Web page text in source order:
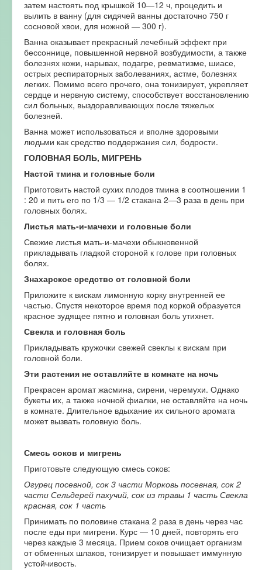
затем настоять под крышкой 10—12 ч, процедить и
вылить в ванну (для сидячей ванны достаточно 750 г
сосновой хвои, для ножной — 300 г).
Ванна оказывает прекрасный лечебный эффект при
бессоннице, повышенной нервной возбудимости, а также
болезнях кожи, нарывах, подагре, ревматизме, шиасе,
острых респираторных заболеваниях, астме, болезнях
легких. Помимо всего прочего, она тонизирует, укрепляет
сердце и нервную систему, способствует восстановлению
сил больных, выздоравливающих после тяжелых
болезней.
Ванна может использоваться и вполне здоровыми
людьми как средство поддержания сил, бодрости.
ГОЛОВНАЯ БОЛЬ, МИГРЕНЬ
Настой тмина и головные боли
Приготовить настой сухих плодов тмина в соотношении 1
: 20 и пить его по 1/3 — 1/2 стакана 2—3 раза в день при
головных болях.
Листья мать-и-мачехи и головные боли
Свежие листья мать-и-мачехи обыкновенной
прикладывать гладкой стороной к голове при головных
болях.
Знахарское средство от головной боли
Приложите к вискам лимонную корку внутренней ее
частью. Спустя некоторое время под коркой образуется
красное зудящее пятно и головная боль утихнет.
Свекла и головная боль
Прикладывать кружочки свежей свеклы к вискам при
головной боли.
Эти растения не оставляйте в комнате на ночь
Прекрасен аромат жасмина, сирени, черемухи. Однако
букеты их, а также ночной фиалки, не оставляйте на ночь
в комнате. Длительное вдыхание их сильного аромата
может вызвать головную боль.
Смесь соков и мигрень
Приготовьте следующую смесь соков:
Огурец посевной, сок 3 части Морковь посевная, сок 2
части Сельдерей пахучий, сок из травы 1 часть Свекла
красная, сок 1 часть
Принимать по половине стакана 2 раза в день через час
после еды при мигрени. Курс — 10 дней, повторять его
через каждые 3 месяца. Прием соков очищает организм
от обменных шлаков, тонизирует и повышает иммунную
устойчивость.